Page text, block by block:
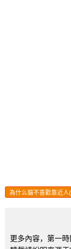
為什么貓不喜歡靠近人
更多內容，第一